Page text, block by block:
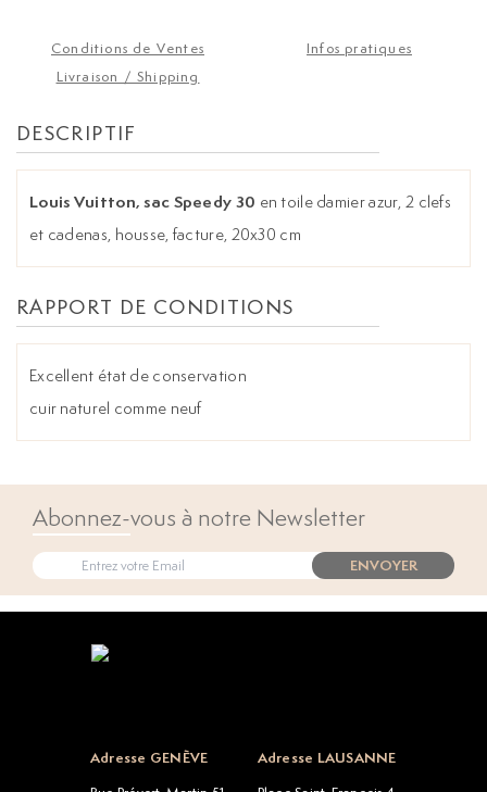
Conditions de Ventes
Infos pratiques
Livraison / Shipping
DESCRIPTIF
Louis Vuitton, sac Speedy 30 en toile damier azur, 2 clefs
et cadenas, housse, facture, 20x30 cm
RAPPORT DE CONDITIONS
Excellent état de conservation
cuir naturel comme neuf
Abonnez-vous à notre Newsletter
ENVOYER
Adresse GENÈVE
Adresse LAUSANNE